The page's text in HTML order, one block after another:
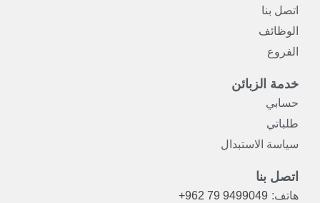
اتصل بنا
الوظائف
الفروع
خدمة الزبائن
حسابي
طلباتي
سياسة الاستبدال
اتصل بنا
هاتف: +962 79 9499049